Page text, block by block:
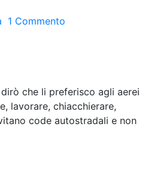
1 Commento
che li preferisco agli aerei
lavorare, chiacchierare,
code autostradali e non